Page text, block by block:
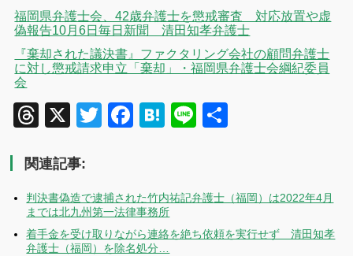
福岡県弁護士会、42歳弁護士を懲戒審査 対応放置や虚
偽報告10月6日毎日新聞 清田知孝弁護士
『棄却された議決書』ファクタリング会社の顧問弁護士
に対し懲戒請求申立「棄却」・福岡県弁護士会綱紀委員
会
Threads
X Twitter
Facebook
Hatena
Line
関連記事:
判決書偽造で逮捕された竹内祐記弁護士（福岡）は2022年4月
までは北九州第一法律事務所
着手金を受け取りながら連絡を絶ち依頼を実行せず 清田知孝
弁護士（福岡）を除名処分…